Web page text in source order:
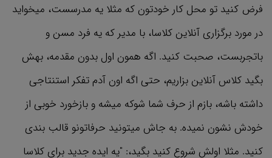
فرض کنید تو محل کار خودتون که مثلا یه مدرسست، میخواید
در مورد برگزاری آنلاین کلاسا، با مدیر که یه فرد مسن و
باتجربست، صحبت کنید. اگه همون اول بدون مقدمه، بهش
بگید کلاس آنلاین بزاریم، حتی اگه اون آدم تفکر استنتاجی
داشته باشه، بازم از حرف شما شوکه میشه و بازخورد خوبی از
خودش نشون نمیده. به جاش میتونید حرفاتونو قالب بندی
کنید. مثلا اولش شروع کنید بگید،: "یه ایده جدید برای کلاسا